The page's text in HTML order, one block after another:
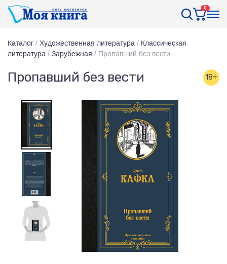
0
Каталог / Художественная литература / Классическая
литература / Зарубежная / Пропавший без вести
Пропавший без вести 18+